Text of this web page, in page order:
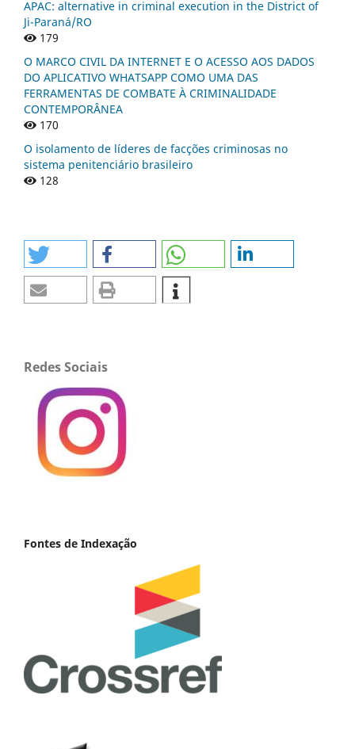
APAC: alternative in criminal execution in the District of
Ji-Paraná/RO
179
O MARCO CIVIL DA INTERNET E O ACESSO AOS DADOS
DO APLICATIVO WHATSAPP COMO UMA DAS
FERRAMENTAS DE COMBATE À CRIMINALIDADE
CONTEMPORÂNEA
170
O isolamento de líderes de facções criminosas no
sistema penitenciário brasileiro
128
Redes Sociais
Fontes de Indexação